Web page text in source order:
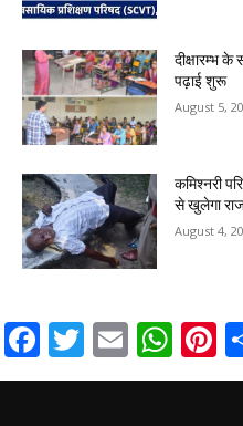
दीक्षारम्भ
पढ़ाई शुरू
August 5,
कमिश्नरी
से खुलेगा
August 4,
Facebook
Twitter
Email